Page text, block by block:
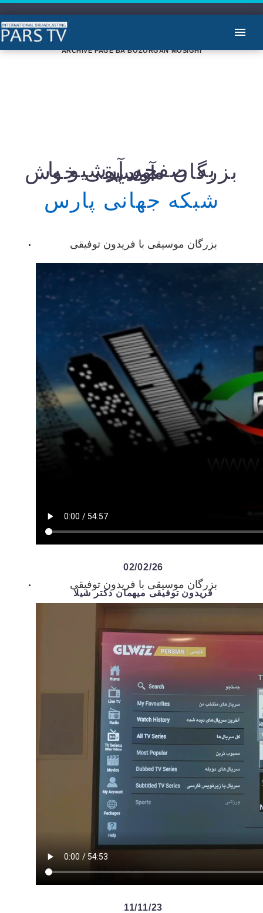
ARCHIVE PAGE BA BOZORGAN MOSIGHI
به صفحه آرشیو با
بزرگان موسیقی خوش
آمدید
شبکه جهانی پارس
بزرگان موسیقی با فریدون توفیقی
02/02/26
فریدون توفیقی میهمان دکتر شیلا
بزرگان موسیقی با فریدون توفیقی
11/11/23